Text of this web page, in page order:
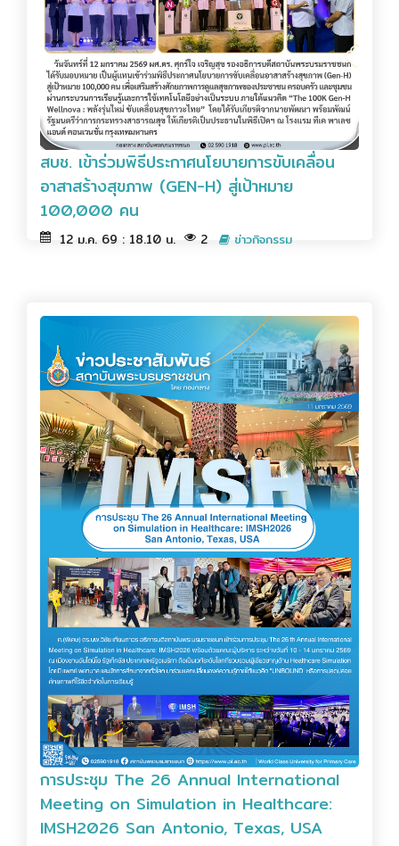
สบช. เข้าร่วมพิธีประกาศนโยบายการขับเคลื่อน
อาสาสร้างสุขภาพ (GEN-H) สู่เป้าหมาย
100,000 คน
12 ม.ค. 69 : 18.10 น. 2 ข่าวกิจกรรม
การประชุม The 26 Annual International
Meeting on Simulation in Healthcare:
IMSH2026 San Antonio, Texas, USA